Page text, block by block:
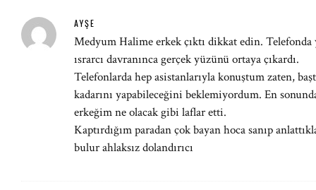
AYŞE
Medyum Halime erkek çıktı dikkat edin. Telefonda
ısrarcı davranınca gerçek yüzünü ortaya çıkardı.
Telefonlarda hep asistanlarıyla konuştum zaten,
kadarını yapabileceğini beklemiyordum. En
erkeğim ne olacak gibi laflar etti.
Kaptırdığım paradan çok bayan hoca sanıp
bulur ahlaksız dolandırıcı